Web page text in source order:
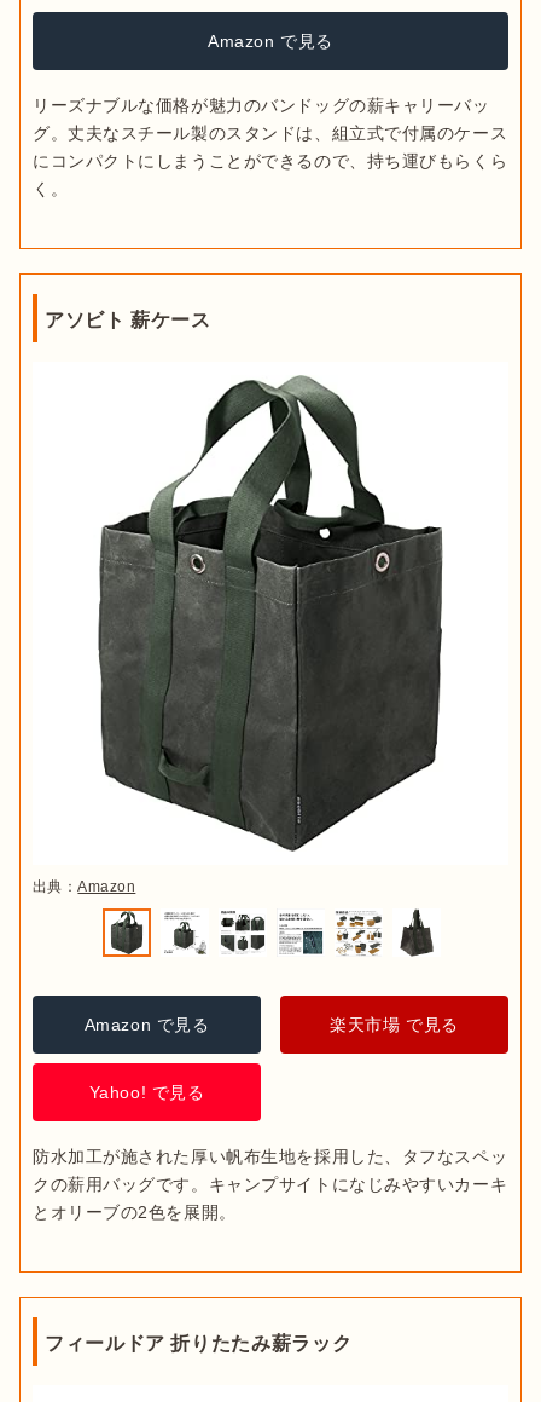
Amazon で見る
リーズナブルな価格が魅力のバンドッグの薪キャリーバッ
グ。丈夫なスチール製のスタンドは、組立式で付属のケース
にコンパクトにしまうことができるので、持ち運びもらくら
く。
アソビト 薪ケース
出典：Amazon
Amazon で見る 楽天市場 で見る
Yahoo! で見る
防水加工が施された厚い帆布生地を採用した、タフなスペッ
クの薪用バッグです。キャンプサイトになじみやすいカーキ
とオリーブの2色を展開。
フィールドア 折りたたみ薪ラック